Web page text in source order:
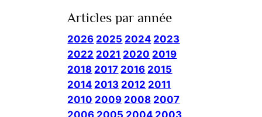
Articles par année
2026 2025 2024 2023
2022 2021 2020 2019
2018 2017 2016 2015
2014 2013 2012 2011
2010 2009 2008 2007